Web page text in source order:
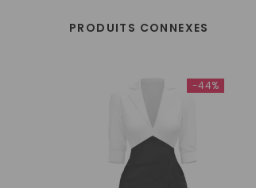
PRODUITS CONNEXES
-44%